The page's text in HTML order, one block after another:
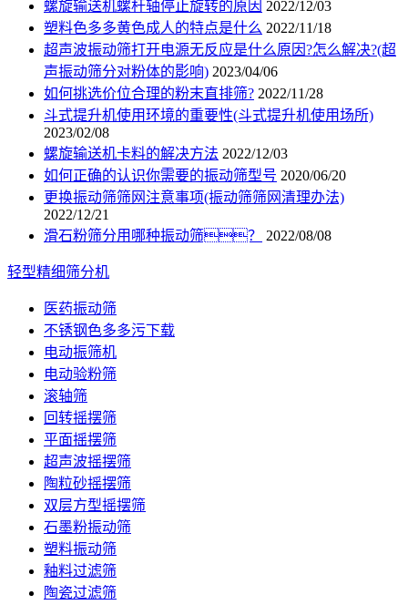
螺旋输送机螺杆轴停止旋转的原因 2022/12/03
塑料色多多黄色成人的特点是什么 2022/11/18
超声波振动筛打开电源无反应是什么原因?怎么解决?(超
声振动筛分对粉体的影响) 2023/04/06
如何挑选价位合理的粉末直排筛? 2022/11/28
斗式提升机使用环境的重要性(斗式提升机使用场所)
2023/02/08
螺旋输送机卡料的解决方法 2022/12/03
如何正确的认识你需要的振动筛型号 2020/06/20
更换振动筛筛网注意事项(振动筛筛网清理办法)
2022/12/21
滑石粉筛分用哪种振动筛？
2022/08/08
轻型精细筛分机
医药振动筛
不锈钢色多多污下载
电动振筛机
电动验粉筛
滚轴筛
回转摇摆筛
平面摇摆筛
超声波摇摆筛
陶粒砂摇摆筛
双层方型摇摆筛
石墨粉振动筛
塑料振动筛
釉料过滤筛
陶瓷过滤筛